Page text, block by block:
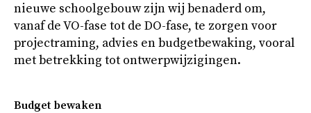
nieuwe schoolgebouw zijn wij benaderd om,
vanaf de VO-fase tot de DO-fase, te zorgen voor
projectraming, advies en budgetbewaking, vooral
met betrekking tot ontwerpwijzigingen.
Budget bewaken